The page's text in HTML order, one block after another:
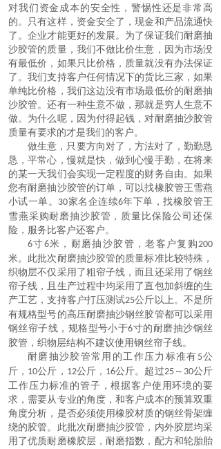
对我们资金成本的安全性，警惕性还是非常高
的。只有这样，资金安全了，现金和产品流通快
了。企业才能更好的发展。为了保证我们 耐磨抽
沙胶管的质量，我们不做比价生意，因为市场没
有最低价，如果只比价格，质量就没有办法保证
了。我们支持客户任何情况下的货比三家，如果
单纯比价格，我们这边没有市场最低价的耐磨抽
沙胶管。还有一种生意不做，那就是穷人生意不
做。为什么呢，因为付得起钱，对耐磨抽沙胶管
质量有要求的才是我们的客户。
做生意，只要方向对了，方法对了，勤勤恳
恳，平常心，慢就是快，做到心慢手勤，在将来
的某一天我们会实现一定程度的财务自由。如果
您有耐磨抽沙胶管的订单，可以找橡胶管王雪燕
小试一单。 30家名企连续6年下单，找橡胶管王
雪燕采购耐磨抽沙胶管 ，质量比保险公司还保
险，服务比客户还客户。
6寸6米， 耐磨抽沙胶管 ，老客户复购200
米。此批次 耐磨抽沙胶管的质量标准比较特殊，
织物层不仅采用了粗帘子线，而且还采用了钢丝
帘子线，且生产过程中均采用了直包加斜缠的生
产工艺，支持客户打压测试25公斤以上。不是所
有规格型号的高压耐磨抽沙钢丝胶管都可以采用
钢丝帘子线，规格型号小于6寸的耐磨抽沙钢丝
胶管，织物层结构不建议使用钢丝帘子线。
耐磨抽沙胶管常用的工作压力标准有 5公
斤， 10公斤， 12公斤， 16公斤。超过25～ 30公斤
工作压力标准的管子，根据客户使用环境的要
求，需要从专业的角度，和客户成本的预算双重
角度分析，是否必须使用橡胶材质的钢丝骨架缠
绕的胶管。此批次耐磨抽沙胶管 ，内外胶层均采
用了优质耐磨橡胶层，耐磨指数，配方和轮胎胎